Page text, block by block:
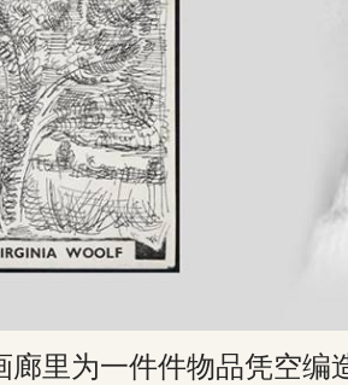
廊里为一件件物品凭空编